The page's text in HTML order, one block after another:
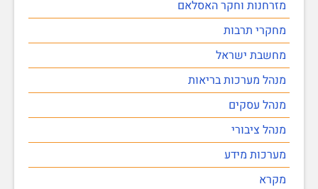
מזרחנות וחקר האסלאם
מחקרי תרבות
מחשבת ישראל
מנהל מערכות בריאות
מנהל עסקים
מנהל ציבורי
מערכות מידע
מקרא